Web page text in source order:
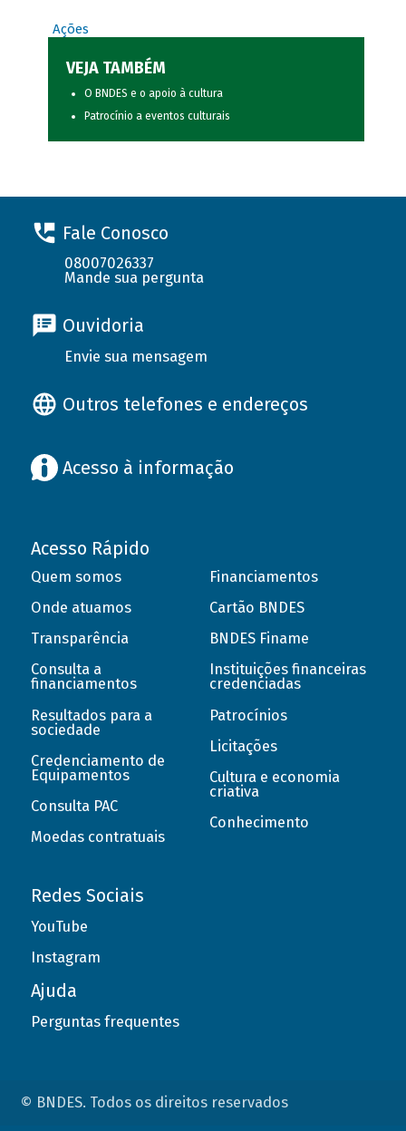
Ações
VEJA TAMBÉM
O BNDES e o apoio à cultura
Patrocínio a eventos culturais
Fale Conosco
08007026337
Mande sua pergunta
Ouvidoria
Envie sua mensagem
Outros telefones e endereços
Acesso à informação
Acesso Rápido
Quem somos
Onde atuamos
Transparência
Consulta a
financiamentos
Resultados para a
sociedade
Credenciamento de
Equipamentos
Consulta PAC
Moedas contratuais
Financiamentos
Cartão BNDES
BNDES Finame
Instituições financeiras
credenciadas
Patrocínios
Licitações
Cultura e economia
criativa
Conhecimento
Redes Sociais
YouTube
Instagram
Ajuda
Perguntas frequentes
© BNDES. Todos os direitos reservados